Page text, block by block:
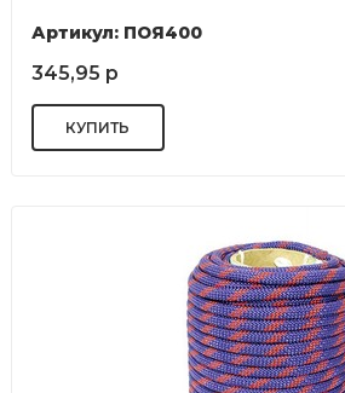
Артикул: ПОЯ400
345,95 р